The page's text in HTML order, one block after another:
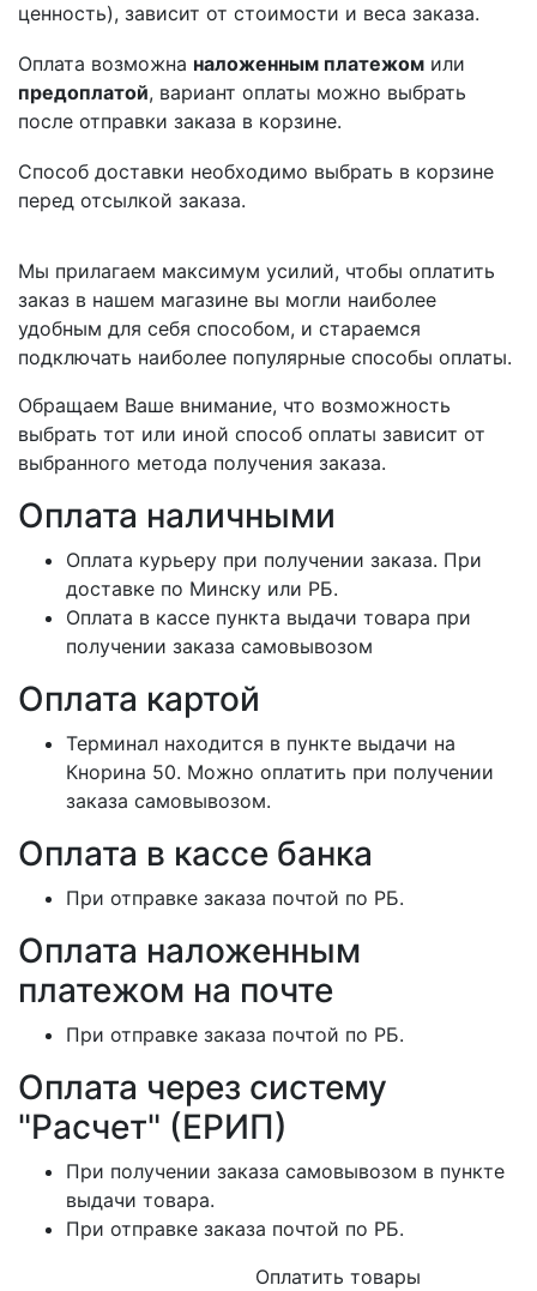
ценность), зависит от стоимости и веса заказа.
Оплата возможна наложенным платежом или
предоплатой, вариант оплаты можно выбрать
после отправки заказа в корзине.
Способ доставки необходимо выбрать в корзине
перед отсылкой заказа.
Мы прилагаем максимум усилий, чтобы оплатить
заказ в нашем магазине вы могли наиболее
удобным для себя способом, и стараемся
подключать наиболее популярные способы оплаты.
Обращаем Ваше внимание, что возможность
выбрать тот или иной способ оплаты зависит от
выбранного метода получения заказа.
Оплата наличными
Оплата курьеру при получении заказа. При
доставке по Минску или РБ.
Оплата в кассе пункта выдачи товара при
получении заказа самовывозом
Оплата картой
Терминал находится в пункте выдачи на
Кнорина 50. Можно оплатить при получении
заказа самовывозом.
Оплата в кассе банка
При отправке заказа почтой по РБ.
Оплата наложенным
платежом на почте
При отправке заказа почтой по РБ.
Оплата через систему
"Расчет" (ЕРИП)
При получении заказа самовывозом в пункте
выдачи товара.
При отправке заказа почтой по РБ.
Оплатить товары